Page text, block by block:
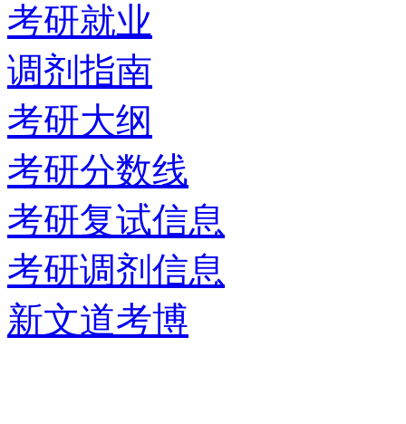
考研就业
调剂指南
考研大纲
考研分数线
考研复试信息
考研调剂信息
新文道考博